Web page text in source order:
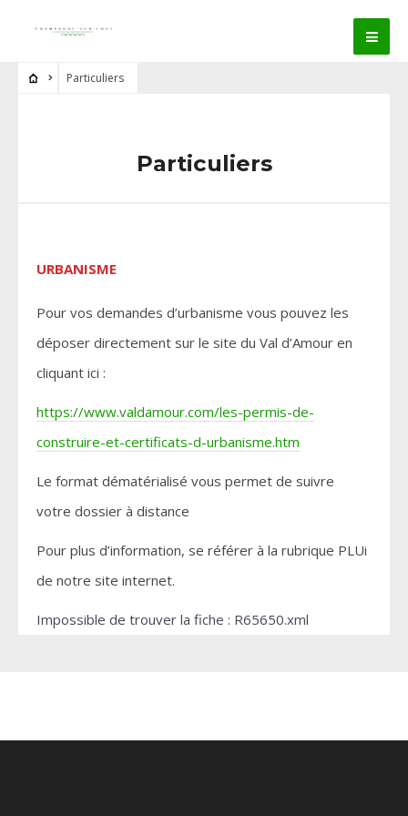
Particuliers
Particuliers
URBANISME
Pour vos demandes d’urbanisme vous pouvez les
déposer directement sur le site du Val d’Amour en
cliquant ici :
https://www.valdamour.com/les-permis-de-
construire-et-certificats-d-urbanisme.htm
Le format dématérialisé vous permet de suivre
votre dossier à distance
Pour plus d’information, se référer à la rubrique PLUi
de notre site internet.
Impossible de trouver la fiche : R65650.xml